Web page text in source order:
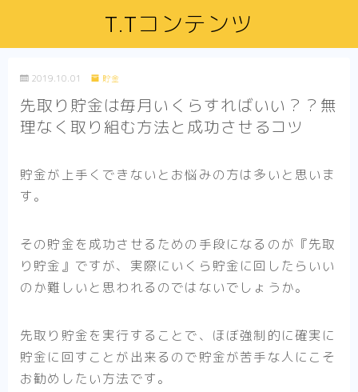
T.Tコンテンツ
2019.10.01 貯金
先取り貯金は毎月いくらすればいい？？無
理なく取り組む方法と成功させるコツ
貯金が上手くできないとお悩みの方は多いと思いま
す。
その貯金を成功させるための手段になるのが『先取
り貯金』ですが、実際にいくら貯金に回したらいい
のか難しいと思われるのではないでしょうか。
先取り貯金を実行することで、ほぼ強制的に確実に
貯金に回すことが出来るので貯金が苦手な人にこそ
お勧めしたい方法です。